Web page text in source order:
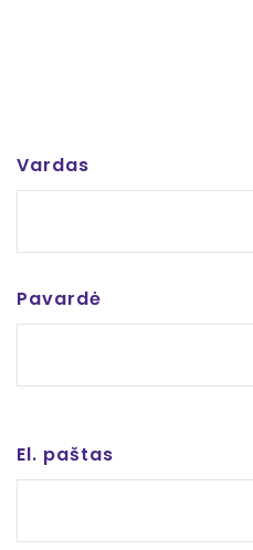
Vardas
Pavardė
El. paštas